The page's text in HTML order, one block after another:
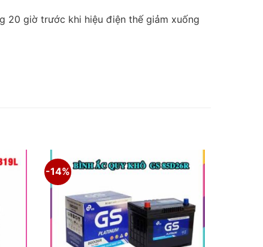
20 giờ trước khi hiệu điện thế giảm xuống
-14%